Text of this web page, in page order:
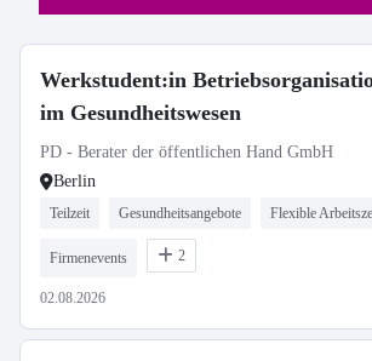
Werkstudent:in
im Gesundheitswesen
PD - Berater der öffentlichen Hand GmbH
Berlin
Teilzeit Gesundheitsangebote Flexible
Firmenevents 2
02.08.2026